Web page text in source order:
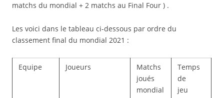
matchs du mondial + 2 matchs au Final Four ) .
Les voici dans le tableau ci-dessous par ordre du
classement final du mondial 2021 :
Equipe Joueurs
Matchs
joués
mondial
Temps
de
jeu